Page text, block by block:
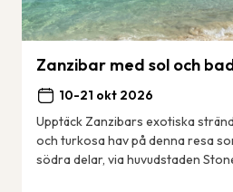
Zanzibar med sol och
10-21 okt 2026
Upptäck Zanzibars exotiska
och turkosa hav på denna resa
södra delar, via huvudstaden